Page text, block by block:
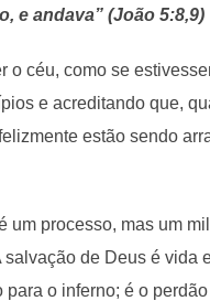
e andava” (João 5:8,9)
céu, como se
e acreditando que,
estão sendo
processo, mas um
de Deus é vida
o inferno; é o